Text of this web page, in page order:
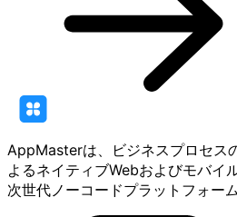
AppMasterは、ビジネスプロセス
よるネイティブWebおよびモバイ
次世代ノーコードプラットフォーム